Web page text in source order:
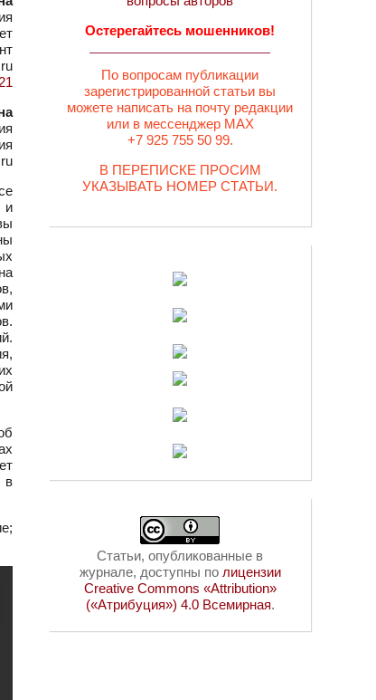
и
в
Остерегайтесь мошенников!
По вопросам публикации
зарегистрированной статьи вы
можете написать на почту редакции
или в мессенджер MAX
+7 925 755 50 99.
В ПЕРЕПИСКЕ ПРОСИМ
УКАЗЫВАТЬ НОМЕР СТАТЬИ.
Статьи, опубликованные в
журнале, доступны по лицензии
Creative Commons «Attribution»
(«Атрибуция») 4.0 Всемирная.